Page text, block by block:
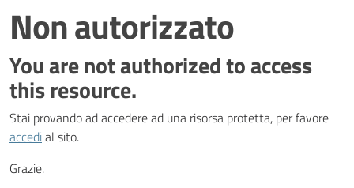
Accesso
civico
Stazioni
appaltanti
Non autorizzato
You are not authorized to access
this resource.
Stai provando ad accedere ad una risorsa protetta, per favore
accedial sito.
Grazie.